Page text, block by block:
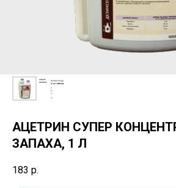
АЦЕТРИН СУПЕР
ЗАПАХА, 1 Л
183 р.